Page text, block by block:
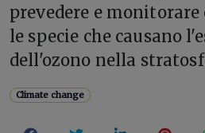
prevedere e
le specie che causano
dell'ozono nella
Climate change